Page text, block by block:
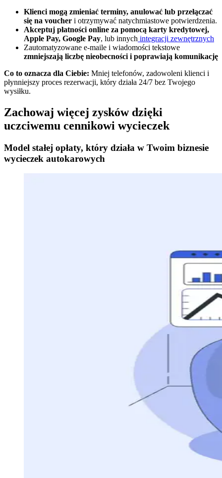
Klienci mogą zmieniać terminy, anulować lub przełączać
się na voucher i otrzymywać natychmiastowe potwierdzenia.
Akceptuj płatności online za pomocą karty kredytowej,
Apple Pay, Google Pay, lub innych integracji zewnętrznych
Zautomatyzowane e-maile i wiadomości tekstowe
zmniejszają liczbę nieobecności i poprawiają komunikację
Co to oznacza dla Ciebie: Mniej telefonów, zadowoleni klienci i
płynniejszy proces rezerwacji, który działa 24/7 bez Twojego
wysiłku.
Zachowaj więcej zysków dzięki
uczciwemu cennikowi wycieczek
Model stałej opłaty, który działa w Twoim biznesie
wycieczek autokarowych